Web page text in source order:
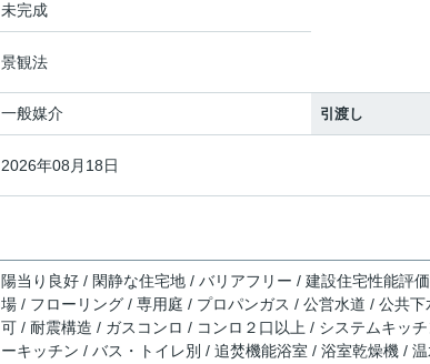
未完成
景観法
一般媒介 引渡し
2026年08月18日
陽当り良好 / 閑静な住宅地 / バリアフリー / 建設住宅性能評
場 / フローリング / 専用庭 / プロパンガス / 公営水道 / 公共
可 / 耐震構造 / ガスコンロ / コンロ２口以上 / システムキッ
ーキッチン / バス・トイレ別 / 追焚機能浴室 / 浴室乾燥機 /